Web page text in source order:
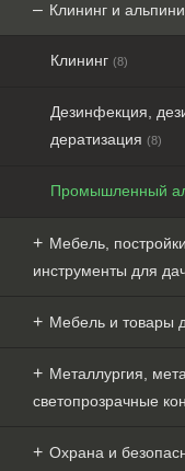
Клининг и
Клининг (8)
Дезинфекция,
дератизация (8)
Промышленный
Мебель,
инструменты для
Мебель и товары
Металлургия,
светопрозрачные
Охрана и